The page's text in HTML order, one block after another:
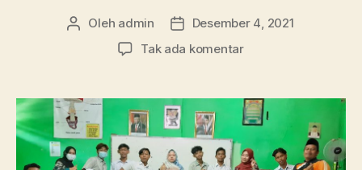
Penulis
Oleh admin
Tanggal
artikel
Desember 4, 2021
Tak ada komentarpada
di
Kelas,
Ma’arif